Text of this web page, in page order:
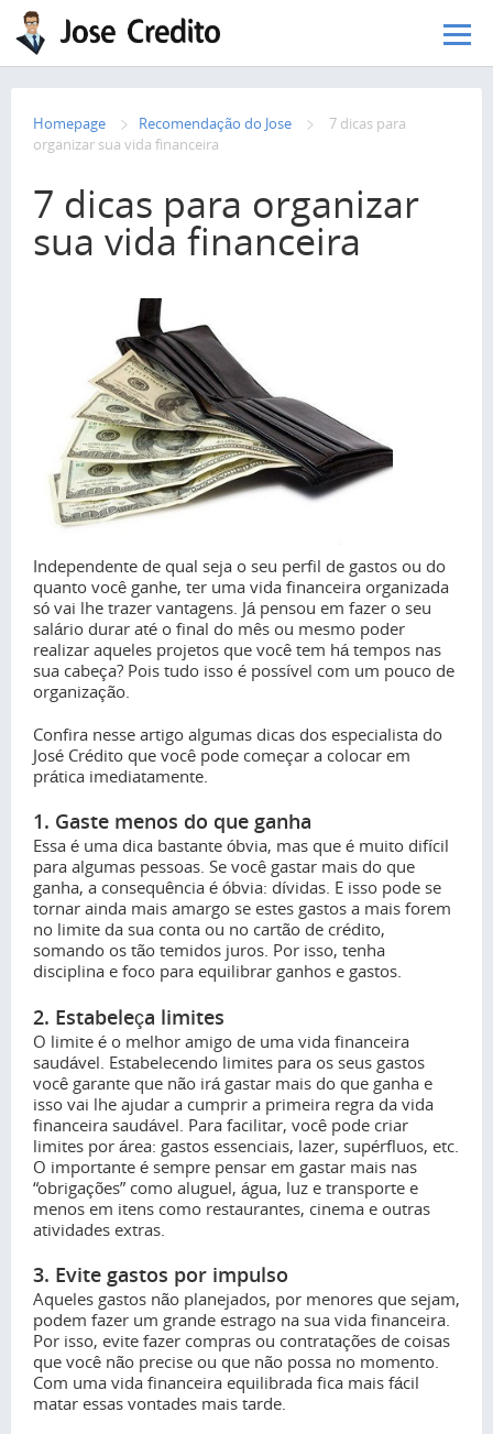
Pular para o conteúdo principal
Homepage Recomendação do Jose
7 dicas para
organizar sua vida financeira
7 dicas para organizar
sua vida financeira
Independente de qual seja o seu perfil de gastos ou do
quanto você ganhe, ter uma vida financeira organizada
só vai lhe trazer vantagens. Já pensou em fazer o seu
salário durar até o final do mês ou mesmo poder
realizar aqueles projetos que você tem há tempos nas
sua cabeça? Pois tudo isso é possível com um pouco de
organização.
Confira nesse artigo algumas dicas dos especialista do
José Crédito que você pode começar a colocar em
prática imediatamente.
1. Gaste menos do que ganha
Essa é uma dica bastante óbvia, mas que é muito difícil
para algumas pessoas. Se você gastar mais do que
ganha, a consequência é óbvia: dívidas. E isso pode se
tornar ainda mais amargo se estes gastos a mais forem
no limite da sua conta ou no cartão de crédito,
somando os tão temidos juros. Por isso, tenha
disciplina e foco para equilibrar ganhos e gastos.
2. Estabeleça limites
O limite é o melhor amigo de uma vida financeira
saudável. Estabelecendo limites para os seus gastos
você garante que não irá gastar mais do que ganha e
isso vai lhe ajudar a cumprir a primeira regra da vida
financeira saudável. Para facilitar, você pode criar
limites por área: gastos essenciais, lazer, supérfluos, etc.
O importante é sempre pensar em gastar mais nas
“obrigações” como aluguel, água, luz e transporte e
menos em itens como restaurantes, cinema e outras
atividades extras.
3. Evite gastos por impulso
Aqueles gastos não planejados, por menores que sejam,
podem fazer um grande estrago na sua vida financeira.
Por isso, evite fazer compras ou contratações de coisas
que você não precise ou que não possa no momento.
Com uma vida financeira equilibrada fica mais fácil
matar essas vontades mais tarde.